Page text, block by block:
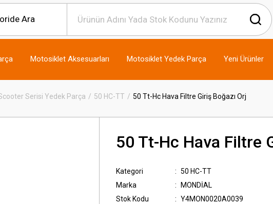
Motosiklet Aksesuarları Motosiklet Yedek Parça Yeni Ürünler
Serisi Yedek Parça 50 HC-TT 50 Tt-Hc Hava Filtre Giriş Boğazı Orj
50 Tt-Hc Hava Filtre
Kategori
50 HC-TT
Marka
MONDİAL
Stok Kodu
Y4MON0020A0039